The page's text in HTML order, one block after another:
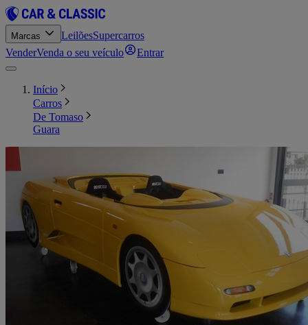
Marcas LeilõesSupercarros
VenderVenda o seu veículo Entrar
Início
Carros
De Tomaso
Guara